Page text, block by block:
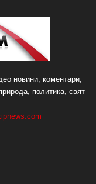
новини, коментари,
политика, свят